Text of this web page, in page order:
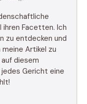
ihren Facetten. Ich
zu entdecken und
Artikel zu
diesem
Gericht eine